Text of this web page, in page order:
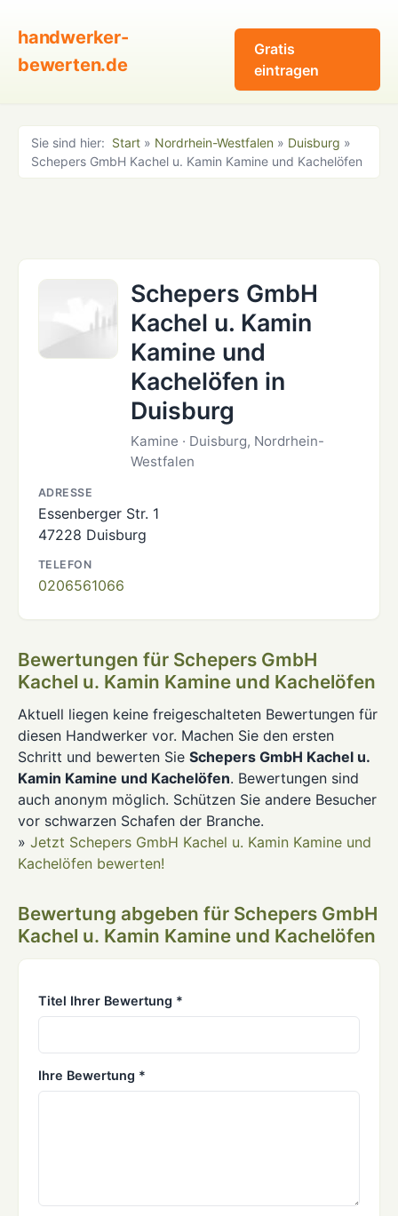
handwerker-
bewerten.de
Gratis
eintragen
Sie sind hier: Start » Nordrhein-Westfalen » Duisburg »
Schepers GmbH Kachel u. Kamin Kamine und Kachelöfen
Schepers GmbH
Kachel u. Kamin
Kamine und
Kachelöfen in
Duisburg
Kamine · Duisburg, Nordrhein-
Westfalen
ADRESSE
Essenberger Str. 1
47228 Duisburg
TELEFON
0206561066
Bewertungen für Schepers GmbH
Kachel u. Kamin Kamine und Kachelöfen
Aktuell liegen keine freigeschalteten Bewertungen für
diesen Handwerker vor. Machen Sie den ersten
Schritt und bewerten Sie Schepers GmbH Kachel u.
Kamin Kamine und Kachelöfen. Bewertungen sind
auch anonym möglich. Schützen Sie andere Besucher
vor schwarzen Schafen der Branche.
» Jetzt Schepers GmbH Kachel u. Kamin Kamine und
Kachelöfen bewerten!
Bewertung abgeben für Schepers GmbH
Kachel u. Kamin Kamine und Kachelöfen
Titel Ihrer Bewertung *
Ihre Bewertung *